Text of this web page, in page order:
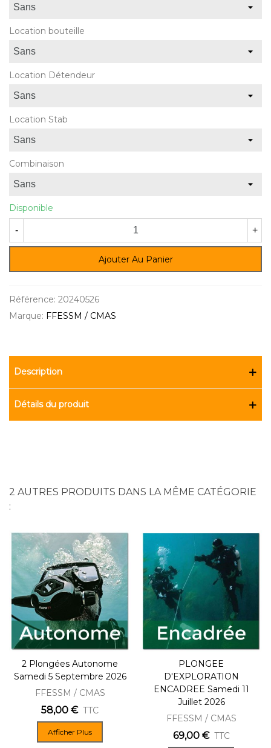
Location bouteille
Location Détendeur
Location Stab
Combinaison
Disponible
- +
Ajouter Au Panier
Référence: 20240526
Marque: FFESSM / CMAS
Description
Détails du produit
2 AUTRES PRODUITS DANS LA MÊME CATÉGORIE
:
2 Plongées Autonome
Samedi 5 Septembre 2026
FFESSM / CMAS
58,00 € TTC
Afficher Plus
PLONGEE
D'EXPLORATION
ENCADREE Samedi 11
Juillet 2026
FFESSM / CMAS
69,00 € TTC